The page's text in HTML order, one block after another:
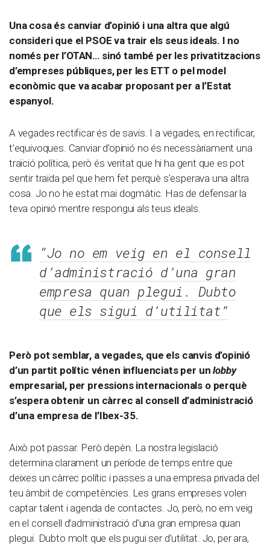
Una cosa és canviar d’opinió i una altra que algú
consideri que el PSOE va trair els seus ideals. I no
només per l’OTAN… sinó també per les privatitzacions
d’empreses públiques, per les ETT o pel model
econòmic que va acabar proposant per a l’Estat
espanyol.
A vegades rectificar és de savis. I a vegades, en rectificar,
t’equivoques. Canviar d’opinió no és necessàriament una
traïció política, però és veritat que hi ha gent que es pot
sentir traïda pel que hem fet perquè s’esperava una altra
cosa. Jo no he estat mai dogmàtic. Has de defensar la
teva opinió mentre respongui als teus ideals.
“Jo no em veig en el consell
d’administració d’una gran
empresa quan plegui. Dubto
que els sigui d’utilitat”
Però pot semblar, a vegades, que els canvis d’opinió
d’un partit polític vénen influenciats per unlobby
empresarial, per pressions internacionals o perquè
s’espera obtenir un càrrec al consell d’administració
d’una empresa de l’Ibex-35.
Això pot passar. Però depèn. La nostra legislació
determina clarament un període de temps entre que
deixes un càrrec polític i passes a una empresa privada del
teu àmbit de competències. Les grans empreses volen
captar talent i agenda de contactes. Jo, però, no em veig
en el consell d’administració d’una gran empresa quan
plegui. Dubto molt que els pugui ser d’utilitat. Jo, per ara,